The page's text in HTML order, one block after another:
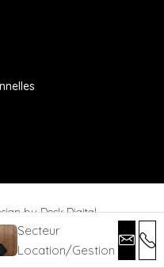
Secteur
Location/Gestion
byDesk Digital